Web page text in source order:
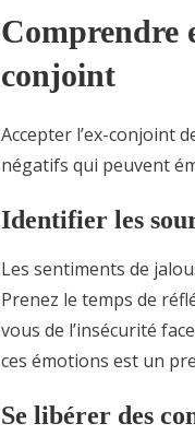
Comprendre
conjoint
Accepter l’ex-conjoint
négatifs qui peuvent
Identifier les
Les sentiments de
Prenez le temps de
vous de l’insécurité
ces émotions est un
Se libérer des